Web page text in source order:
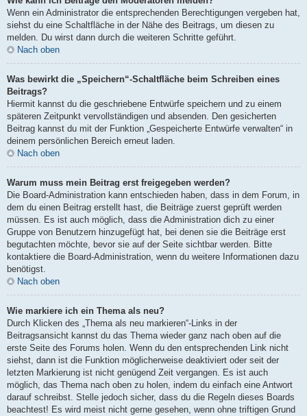
Wenn ein Administrator die entsprechenden Berechtigungen vergeben hat,
siehst du eine Schaltfläche in der Nähe des Beitrags, um diesen zu
melden. Du wirst dann durch die weiteren Schritte geführt.
Nach oben
Was bewirkt die „Speichern“-Schaltfläche beim Schreiben eines
Beitrags?
Hiermit kannst du die geschriebene Entwürfe speichern und zu einem
späteren Zeitpunkt vervollständigen und absenden. Den gesicherten
Beitrag kannst du mit der Funktion „Gespeicherte Entwürfe verwalten“ in
deinem persönlichen Bereich erneut laden.
Nach oben
Warum muss mein Beitrag erst freigegeben werden?
Die Board-Administration kann entschieden haben, dass in dem Forum, in
dem du einen Beitrag erstellt hast, die Beiträge zuerst geprüft werden
müssen. Es ist auch möglich, dass die Administration dich zu einer
Gruppe von Benutzern hinzugefügt hat, bei denen sie die Beiträge erst
begutachten möchte, bevor sie auf der Seite sichtbar werden. Bitte
kontaktiere die Board-Administration, wenn du weitere Informationen dazu
benötigst.
Nach oben
Wie markiere ich ein Thema als neu?
Durch Klicken des „Thema als neu markieren“-Links in der
Beitragsansicht kannst du das Thema wieder ganz nach oben auf die
erste Seite des Forums holen. Wenn du den entsprechenden Link nicht
siehst, dann ist die Funktion möglicherweise deaktiviert oder seit der
letzten Markierung ist nicht genügend Zeit vergangen. Es ist auch
möglich, das Thema nach oben zu holen, indem du einfach eine Antwort
darauf schreibst. Stelle jedoch sicher, dass du die Regeln dieses Boards
beachtest! Es wird meist nicht gerne gesehen, wenn ohne triftigen Grund